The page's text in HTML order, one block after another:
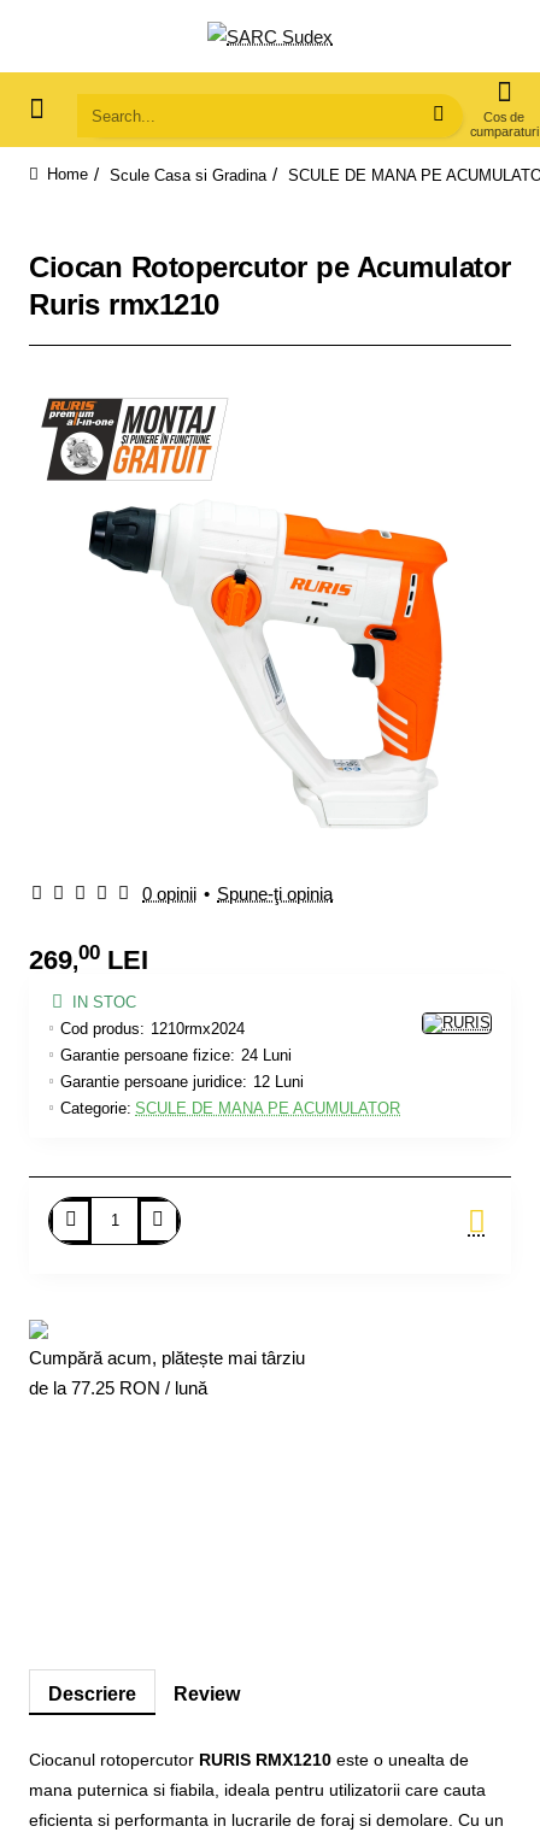
Search...
Scule Casa si Gradina SCULE DE MANA PE
Ciocan Rotopercutor pe Acumulator
Ruris rmx1210
0 opinii • Spune-ţi opinia
269,00 LEI
IN STOC
Cod produs: 1210rmx2024
Garantie persoane fizice: 24 Luni
Garantie persoane juridice: 12 Luni
Categorie: SCULE DE MANA PE ACUMULATOR
Cumpără acum, plătește mai târziu
de la 77.25 RON / lună
Descriere Review
Ciocanul rotopercutor RURIS RMX1210 este o unealta de
mana puternica si fiabila, ideala pentru utilizatorii care cauta
eficienta si performanta in lucrarile de foraj si demolare. Cu un